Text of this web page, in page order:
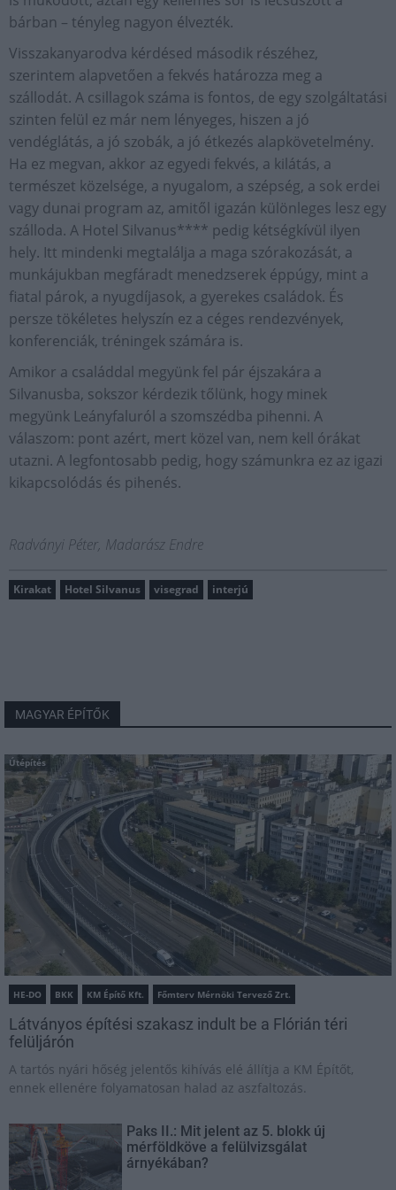
bárban – tényleg nagyon élvezték.
Visszakanyarodva kérdésed második részéhez,
szerintem alapvetően a fekvés határozza meg a
szállodát. A csillagok száma is fontos, de egy szolgáltatási
szinten felül ez már nem lényeges, hiszen a jó
vendéglátás, a jó szobák, a jó étkezés alapkövetelmény.
Ha ez megvan, akkor az egyedi fekvés, a kilátás, a
természet közelsége, a nyugalom, a szépség, a sok erdei
vagy dunai program az, amitől igazán különleges lesz egy
szálloda. A Hotel Silvanus**** pedig kétségkívül ilyen
hely. Itt mindenki megtalálja a maga szórakozását, a
munkájukban megfáradt menedzserek éppúgy, mint a
fiatal párok, a nyugdíjasok, a gyerekes családok. És
persze tökéletes helyszín ez a céges rendezvények,
konferenciák, tréningek számára is.
Amikor a családdal megyünk fel pár éjszakára a
Silvanusba, sokszor kérdezik tőlünk, hogy minek
megyünk Leányfaluról a szomszédba pihenni. A
válaszom: pont azért, mert közel van, nem kell órákat
utazni. A legfontosabb pedig, hogy számunkra ez az igazi
kikapcsolódás és pihenés.
Radványi Péter, Madarász Endre
Kirakat Hotel Silvanus visegrad interjú
MAGYAR ÉPÍTŐK
Útépítés
HE-DO BKK KM Építő Kft. Főmterv Mérnöki Tervező Zrt.
Látványos építési szakasz indult be a Flórián téri
felüljárón
A tartós nyári hőség jelentős kihívás elé állítja a KM Építőt,
ennek ellenére folyamatosan halad az aszfaltozás.
Paks II.: Mit jelent az 5. blokk új
mérföldköve a felülvizsgálat
árnyékában?